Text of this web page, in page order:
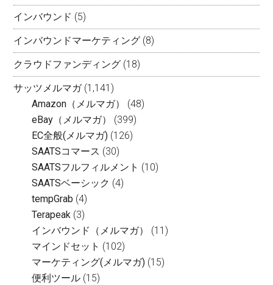
インバウンド (5)
インバウンドマーケティング (8)
クラウドファンディング (18)
サッツメルマガ(1,141)
Amazon（メルマガ）
(48)
eBay（メルマガ）
(399)
EC全般(メルマガ) (126)
SAATSコマース (30)
SAATSフルフィルメント (10)
SAATSベーシック (4)
tempGrab (4)
Terapeak (3)
インバウンド（メルマガ）
(11)
マインドセット (102)
マーケティング(メルマガ) (15)
便利ツール (15)